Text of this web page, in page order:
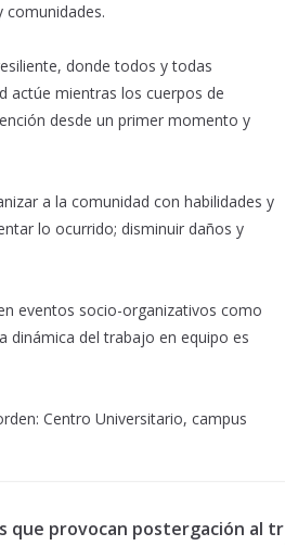
comunidades.
donde todos y todas
actúe mientras los cuerpos de
desde un primer momento y
a la comunidad con habilidades y
lo ocurrido; disminuir daños y
eventos socio-organizativos como
del trabajo en equipo es
Centro Universitario, campus
que provocan postergación al tr